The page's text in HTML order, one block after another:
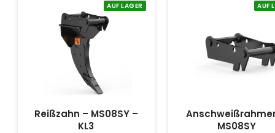
AUF LAGER
Reißzahn – MS08SY –
KL3
AUF
MS08SY